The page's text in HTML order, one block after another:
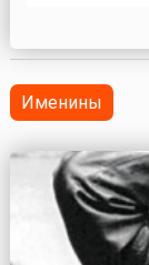
саней ...
Именины